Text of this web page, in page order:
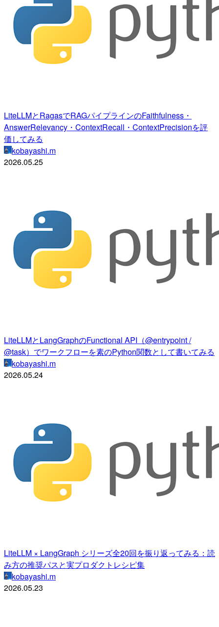
LiteLLMとRagasでRAGパイプラインのFaithfulness・
AnswerRelevancy・ContextRecall・ContextPrecisionを評
価してみる
kobayashi.m
2026.05.25
LiteLLMとLangGraphのFunctional API（@entrypoint /
@task）でワークフローを素のPython関数として書いてみる
kobayashi.m
2026.05.24
LiteLLM × LangGraph シリーズ全20回を振り返ってみる：読
み方の推奨パスと実プロダクトレシピ集
kobayashi.m
2026.05.23